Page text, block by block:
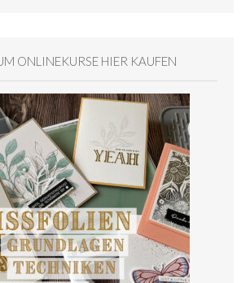
ONLINEKURSE HIER KAUFEN